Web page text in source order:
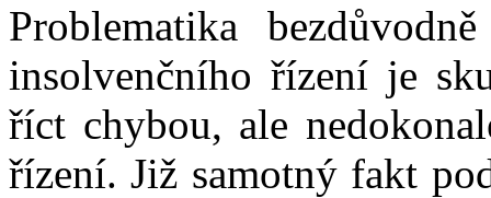
Problematika
insolvenčního řízení je
říct chybou, ale
řízení. Již samotný fakt